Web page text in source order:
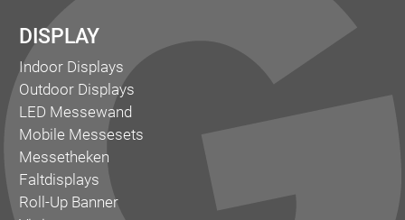
DISPLAY
Indoor Displays
Outdoor Displays
LED Messewand
Mobile Messesets
Messetheken
Faltdisplays
Roll-Up Banner